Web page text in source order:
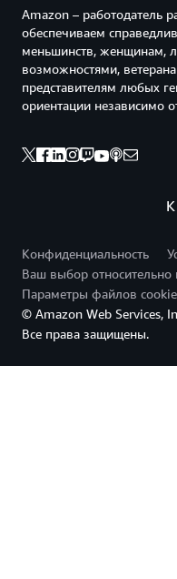
Amazon – работодатель
обеспечиваем
меньшинств, женщинам,
возможностями,
представителям любых
ориентации независимо
Конфиденциальность
Ваш выбор относительно
Параметры файлов cookie
© Amazon Web Services,
Все права защищены.